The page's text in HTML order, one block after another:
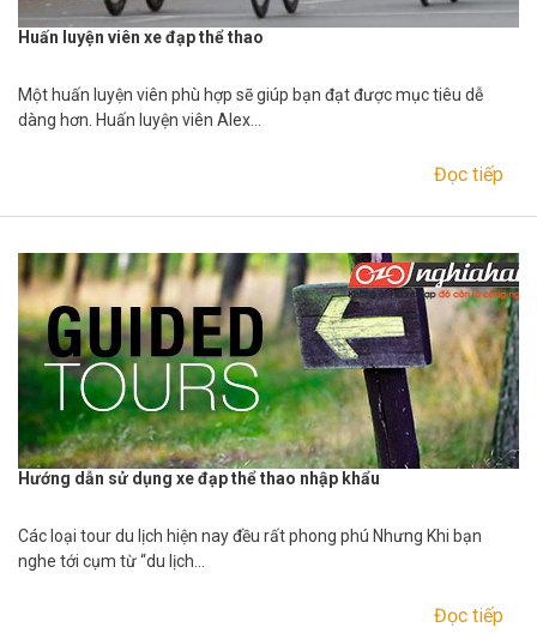
Huấn luyện viên xe đạp thể thao
Một huấn luyện viên phù hợp sẽ giúp bạn đạt được mục tiêu dễ
dàng hơn. Huấn luyện viên Alex…
Đọc tiếp
Hướng dẫn sử dụng xe đạp thể thao nhập khẩu
Các loại tour du lịch hiện nay đều rất phong phú Nhưng Khi bạn
nghe tới cụm từ “du lịch…
Đọc tiếp